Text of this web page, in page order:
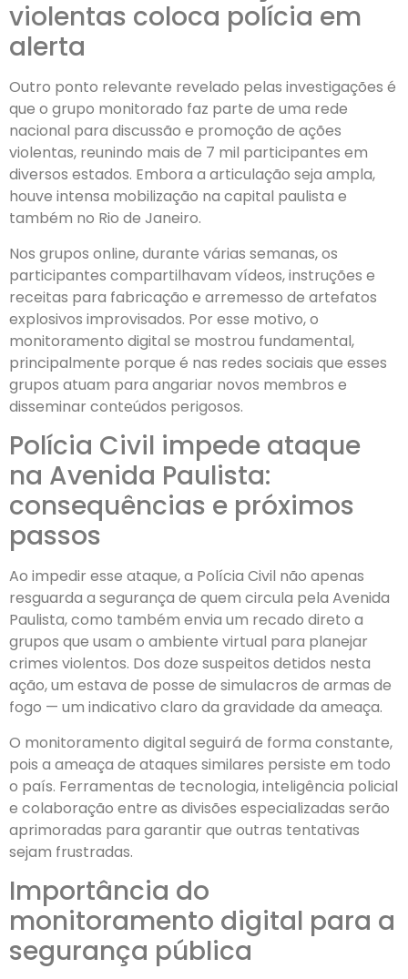
violentas coloca polícia em
alerta
Outro ponto relevante revelado pelas investigações é
que o grupo monitorado faz parte de uma rede
nacional para discussão e promoção de ações
violentas, reunindo mais de 7 mil participantes em
diversos estados. Embora a articulação seja ampla,
houve intensa mobilização na capital paulista e
também no Rio de Janeiro.
Nos grupos online, durante várias semanas, os
participantes compartilhavam vídeos, instruções e
receitas para fabricação e arremesso de artefatos
explosivos improvisados. Por esse motivo, o
monitoramento digital se mostrou fundamental,
principalmente porque é nas redes sociais que esses
grupos atuam para angariar novos membros e
disseminar conteúdos perigosos.
Polícia Civil impede ataque
na Avenida Paulista:
consequências e próximos
passos
Ao impedir esse ataque, a Polícia Civil não apenas
resguarda a segurança de quem circula pela Avenida
Paulista, como também envia um recado direto a
grupos que usam o ambiente virtual para planejar
crimes violentos. Dos doze suspeitos detidos nesta
ação, um estava de posse de simulacros de armas de
fogo — um indicativo claro da gravidade da ameaça.
O monitoramento digital seguirá de forma constante,
pois a ameaça de ataques similares persiste em todo
o país. Ferramentas de tecnologia, inteligência policial
e colaboração entre as divisões especializadas serão
aprimoradas para garantir que outras tentativas
sejam frustradas.
Importância do
monitoramento digital para a
segurança pública